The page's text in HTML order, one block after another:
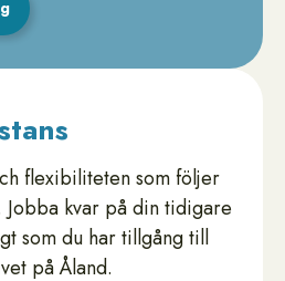
flexibiliteten som följer
Jobba kvar på din tidigare
som du har tillgång till
på Åland.